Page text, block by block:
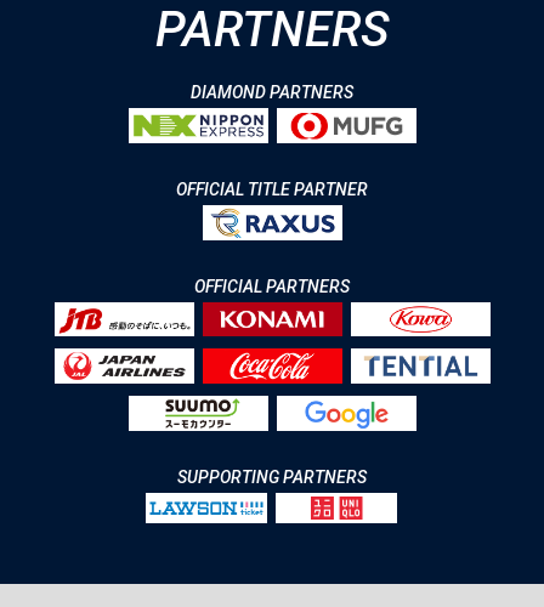
PARTNERS
DIAMOND PARTNERS
OFFICIAL TITLE PARTNER
OFFICIAL PARTNERS
SUPPORTING PARTNERS